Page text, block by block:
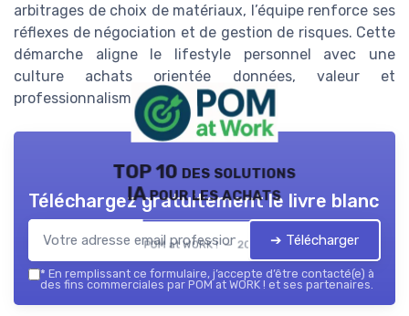
arbitrages de choix de matériaux, l’équipe renforce ses
réflexes de négociation et de gestion de risques. Cette
démarche aligne le lifestyle personnel avec une
culture achats orientée données, valeur et
professionnalisme.
TOP 10 des solutions
IA pour les achats
POM at WORK ! — 2026
Téléchargez gratuitement le livre blanc
➔ Télécharger
* En remplissant ce formulaire, j’accepte d’être contacté(e) à
des fins commerciales par POM at WORK ! et ses partenaires.